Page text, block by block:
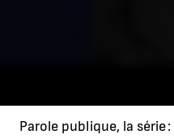
Parole publique, la série